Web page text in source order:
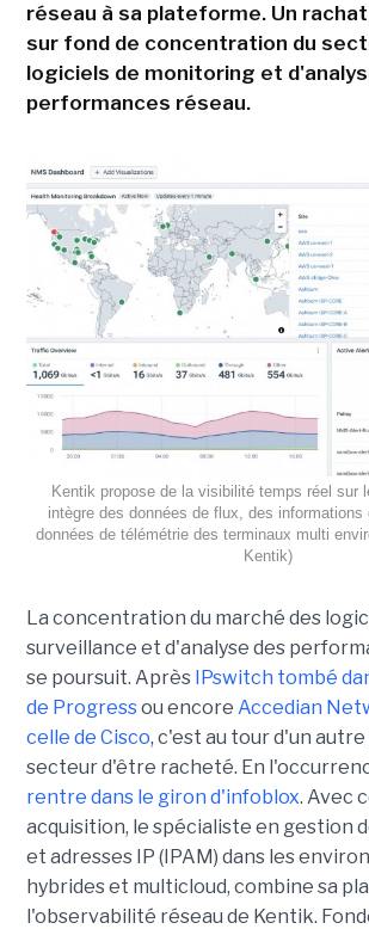
réseau à sa plateforme. Un
sur fond de concentration du
logiciels de monitoring et
performances réseau.
Kentik propose de la visibilité temps réel sur
intègre des données de flux, des informations
données de télémétrie des terminaux multi
Kentik)
La concentration du marché des
surveillance et d'analyse des
se poursuit. Après IPswitch tombé
de Progressou encore Accedian
celle de Cisco, c'est au tour d'un
secteur d'être racheté. En
rentre dans le giron d'infoblox. Avec
acquisition, le spécialiste en gestion
et adresses IP (IPAM) dans les
hybrides et multicloud, combine sa
l'observabilité réseau de Kentik.